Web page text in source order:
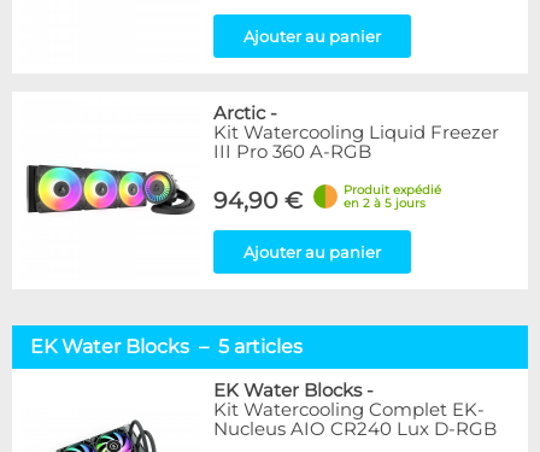
Ajouter au panier
Arctic-
Kit Watercooling Liquid Freezer
III Pro 360 A-RGB
94,90 €
Produit expédié
en 2 à 5 jours
Ajouter au panier
EK Water Blocks – 5 articles
EK Water Blocks-
Kit Watercooling Complet EK-
Nucleus AIO CR240 Lux D-RGB